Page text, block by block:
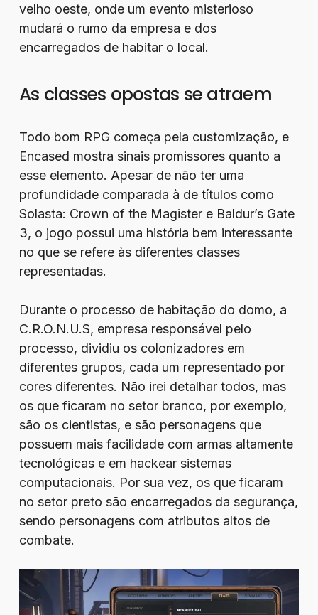
velho oeste, onde um evento misterioso
mudará o rumo da empresa e dos
encarregados de habitar o local.
As classes opostas se atraem
Todo bom RPG começa pela customização, e
Encased mostra sinais promissores quanto a
esse elemento. Apesar de não ter uma
profundidade comparada à de títulos como
Solasta: Crown of the Magister e Baldur’s Gate
3, o jogo possui uma história bem interessante
no que se refere às diferentes classes
representadas.
Durante o processo de habitação do domo, a
C.R.O.N.U.S, empresa responsável pelo
processo, dividiu os colonizadores em
diferentes grupos, cada um representado por
cores diferentes. Não irei detalhar todos, mas
os que ficaram no setor branco, por exemplo,
são os cientistas, e são personagens que
possuem mais facilidade com armas altamente
tecnológicas e em hackear sistemas
computacionais. Por sua vez, os que ficaram
no setor preto são encarregados da segurança,
sendo personagens com atributos altos de
combate.